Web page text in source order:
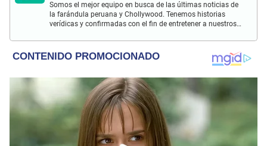
Somos el mejor equipo en busca de las últimas noticias de
la farándula peruana y Chollywood. Tenemos historias
verídicas y confirmadas con el fin de entretener a nuestros